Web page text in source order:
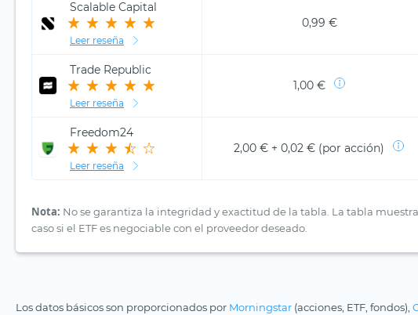
Scalable Capital
Leer reseña
0,99 €
Trade Republic
Leer reseña
1,00 €
Freedom24
Leer reseña
2,00 € + 0,02 € (por acción)
Nota: No se garantiza la integridad y exactitud de la tabla. La tabla
caso si el ETF es negociable con el proveedor deseado.
Los datos básicos son proporcionados por Morningstar (acciones, ETF, fondos),